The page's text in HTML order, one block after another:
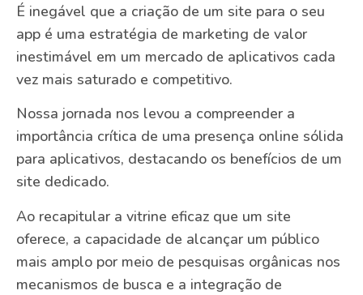
É inegável que a criação de um site para o seu
app é uma estratégia de marketing de valor
inestimável em um mercado de aplicativos cada
vez mais saturado e competitivo.
Nossa jornada nos levou a compreender a
importância crítica de uma presença online sólida
para aplicativos, destacando os benefícios de um
site dedicado.
Ao recapitular a vitrine eficaz que um site
oferece, a capacidade de alcançar um público
mais amplo por meio de pesquisas orgânicas nos
mecanismos de busca e a integração de